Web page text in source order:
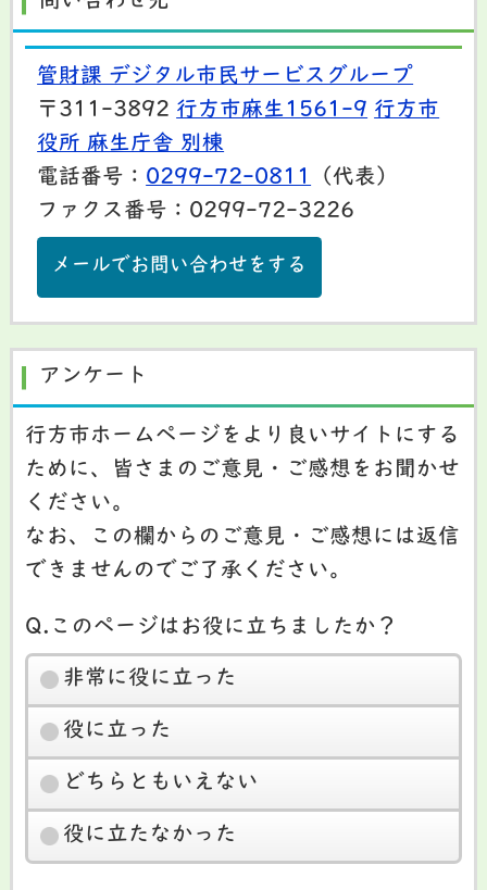
管財課 デジタル市民サービスグループ
〒311-3892 行方市麻生1561-9 行方市
役所 麻生庁舎 別棟
電話番号： 0299-72-0811
（代表）
ファクス番号：0299-72-3226
メールでお問い合わせをする
アンケート
行方市ホームページをより良いサイトにする
ために、皆さまのご意見・ご感想をお聞かせ
ください。
なお、この欄からのご意見・ご感想には返信
できませんのでご了承ください。
Q.このページはお役に立ちましたか？
非常に役に立った
役に立った
どちらともいえない
役に立たなかった